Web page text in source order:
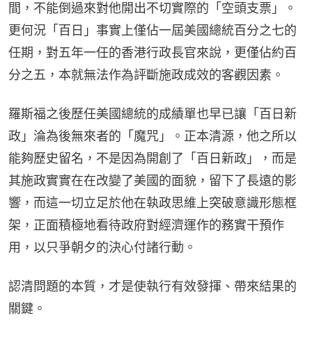
間，不能倒過來對他開出不切實際的「空頭支票」。
更何況「百日」事實上僅佔一屆美國總統百分之七的
任期，對五年一任的香港行政長官來說，更僅佔約百
分之五，本就無法作為評斷施政成效的客觀因素。
羅斯福之後歷任美國總統的成績單也早已讓「百日新
政」淪為後無來者的「魔咒」。正本清源，他之所以
能夠歷史留名，不是因為開創了「百日新政」，而是
其施政實實在在改變了美國的面貌，留下了長遠的影
響，而這一切立足於他在執政思維上突破意識形態框
架，正面積極地看待政府對經濟運作的務實干預作
用，以只爭朝夕的決心付諸行動。
認清問題的本質，才是使執行有效發揮、帶來結果的
關鍵。